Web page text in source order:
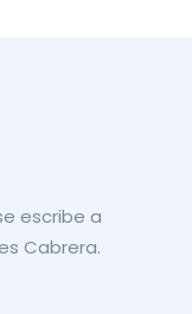
escribe a
Cabrera.